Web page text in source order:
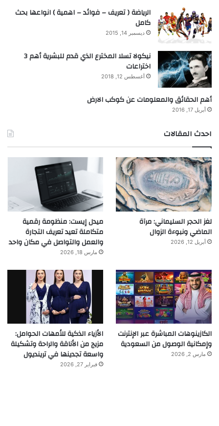
الرياضة ( تعريف – فوائد – اهمية ) انواعها بحث
كامل
ديسمبر 14, 2015
نيكولا تسلا المخترع الذي قدم للبشرية أهم 3
اختراعات
أغسطس 12, 2018
أهم الحقائق والمعلومات عن كوكب الارض
أبريل 17, 2016
احدث المقالات
لغز الحجر السليماني: مرآة
الماضي ونبوءة الزوال
أبريل 12, 2026
ميدل إيست: منظومة رقمية
متكاملة تعيد تعريف التجارة
والعمل والتواصل في مكان واحد
مارس 18, 2026
الكازينوهات المباشرة عبر الإنترنت
وإمكانية الوصول من السعودية
مارس 2, 2026
الأزياء الذكية للأمهات الحوامل:
مزيج من الأناقة والراحة وتشكيلة
واسعة تجدينها في ترينديول
فبراير 27, 2026